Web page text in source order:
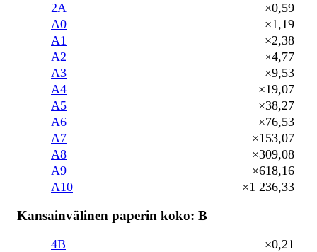
2A
×0,59
A0
×1,19
A1
×2,38
A2
×4,77
A3
×9,53
A4
×19,07
A5
×38,27
A6
×76,53
A7
×153,07
A8
×309,08
A9
×618,16
A10
×1 236,33
Kansainvälinen paperin koko: B
4B
×0,21